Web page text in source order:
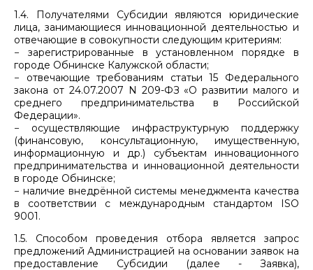
1.4. Получателями Субсидии являются юридические
лица, занимающиеся инновационной деятельностью и
отвечающие в совокупности следующим критериям:
− зарегистрированные в установленном порядке в
городе Обнинске Калужской области;
− отвечающие требованиям статьи 15 Федерального
закона от 24.07.2007 N 209-ФЗ «О развитии малого и
среднего предпринимательства в Российской
Федерации».
− осуществляющие инфраструктурную поддержку
(финансовую, консультационную, имущественную,
информационную и др.) субъектам инновационного
предпринимательства и инновационной деятельности
в городе Обнинске;
− наличие внедрённой системы менеджмента качества
в соответствии с международным стандартом ISO
9001.
1.5. Способом проведения отбора является запрос
предложений Администрацией на основании заявок на
предоставление Субсидии (далее - Заявка),